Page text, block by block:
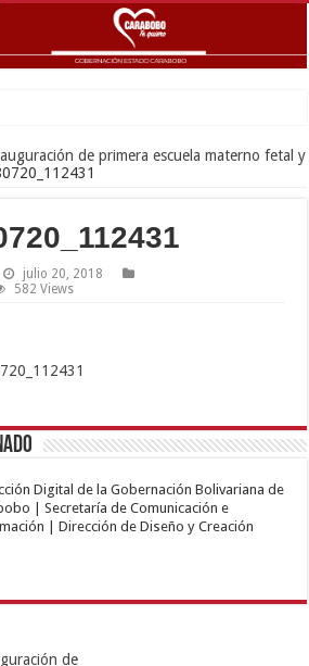
de primera escuela materno fetal y
julio 20, 2018
582 Views
Digital de la Gobernación Bolivariana de
| Secretaría de Comunicación e
| Dirección de Diseño y Creación
de